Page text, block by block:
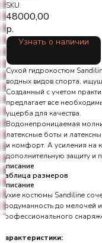
SKU:
48000,00
р.
Узнать о наличии
Сухой гидрокостюм
водных видов спорта,
Созданный с учетом
предлагает все
ущерба для качества.
Водонепроницаемая
латексные боты и
и комфорт. А усиления на
дополнительную защиту и
Описание
Таблица размеров
Описание
Сухие костюмы Sandiline
продуманность до мелочей
профессионального
Характеристики: